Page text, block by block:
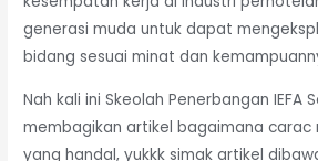
generasi muda untuk dapat
bidang sesuai minat dan
Nah kali ini Skeolah Penerbangan IEFA
membagikan artikel bagaimana carac
yang handal, yukkk simak artikel